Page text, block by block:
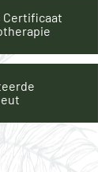
Certificaat